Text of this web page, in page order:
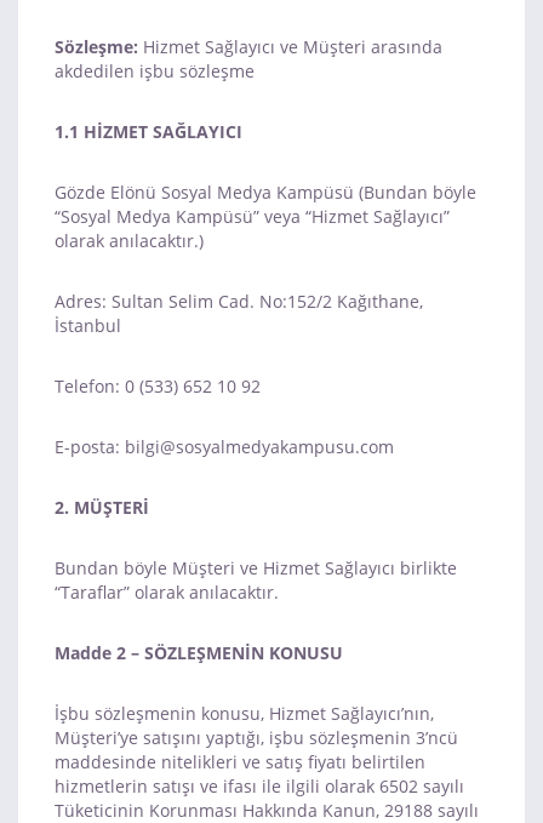
Sözleşme: Hizmet Sağlayıcı ve Müşteri arasında
akdedilen işbu sözleşme
1.1 HİZMET SAĞLAYICI
Gözde Elönü Sosyal Medya Kampüsü (Bundan böyle
“Sosyal Medya Kampüsü” veya “Hizmet Sağlayıcı”
olarak anılacaktır.)
Adres: Sultan Selim Cad. No:152/2 Kağıthane,
İstanbul
Telefon: 0 (533) 652 10 92
E-posta: bilgi@sosyalmedyakampusu.com
2. MÜŞTERİ
Bundan böyle Müşteri ve Hizmet Sağlayıcı birlikte
“Taraflar” olarak anılacaktır.
Madde 2 – SÖZLEŞMENİN KONUSU
İşbu sözleşmenin konusu, Hizmet Sağlayıcı’nın,
Müşteri’ye satışını yaptığı, işbu sözleşmenin 3’ncü
maddesinde nitelikleri ve satış fiyatı belirtilen
hizmetlerin satışı ve ifası ile ilgili olarak 6502 sayılı
Tüketicinin Korunması Hakkında Kanun, 29188 sayılı